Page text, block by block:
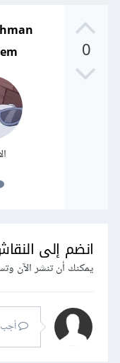
0
انضم إلى
يمكنك أن تنشر الآن
أجب